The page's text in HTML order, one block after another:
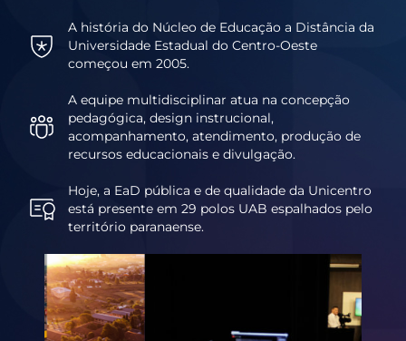
A história do Núcleo de Educação a Distância da
Universidade Estadual do Centro-Oeste
começou em 2005.
A equipe multidisciplinar atua na concepção
pedagógica, design instrucional,
acompanhamento, atendimento, produção de
recursos educacionais e divulgação.
Hoje, a EaD pública e de qualidade da Unicentro
está presente em 29 polos UAB espalhados pelo
território paranaense.